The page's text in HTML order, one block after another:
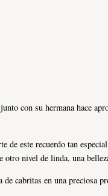
con su hermana hace
de este recuerdo tan
nivel de linda, una
cabritas en una preciosa